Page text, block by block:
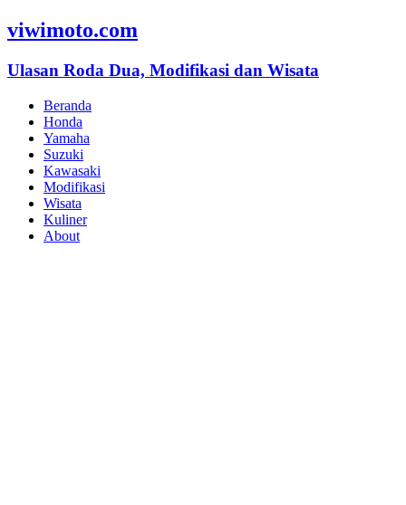
viwimoto.com
Ulasan Roda Dua, Modifikasi dan Wisata
Beranda
Honda
Yamaha
Suzuki
Kawasaki
Modifikasi
Wisata
Kuliner
About